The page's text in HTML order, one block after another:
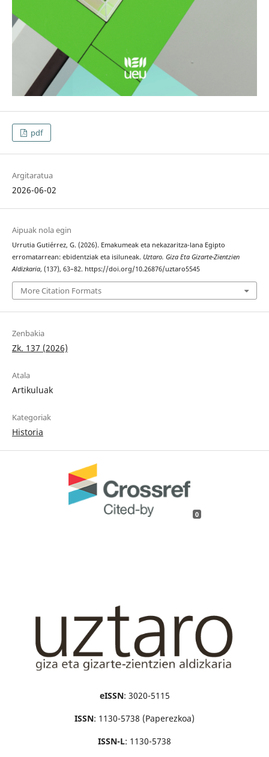
pdf
Argitaratua
2026-06-02
Aipuak nola egin
Urrutia Gutiérrez, G. (2026). Emakumeak eta nekazaritza-lana Egipto
erromatarrean: ebidentziak eta isiluneak. Uztaro. Giza Eta Gizarte-Zientzien
Aldizkaria, (137), 63–82. https://doi.org/10.26876/uztaro5545
More Citation Formats
Zenbakia
Zk. 137 (2026)
Atala
Artikuluak
Kategoriak
Historia
0
eISSN: 3020-5115
ISSN: 1130-5738 (Paperezkoa)
ISSN-L: 1130-5738